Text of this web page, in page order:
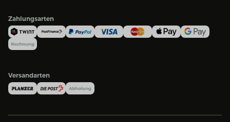
Zahlungsarten
Versandarten